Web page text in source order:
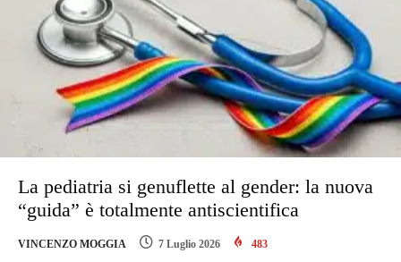
La pediatria si genuflette al gender: la nuova
“guida” è totalmente antiscientifica
VINCENZO MOGGIA 7 Luglio 2026 483